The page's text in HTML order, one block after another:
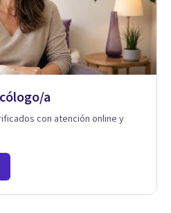
a
con atención online y